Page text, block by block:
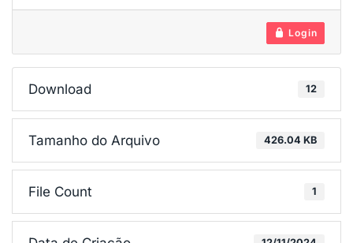
Login
Download 12
Tamanho do Arquivo 426.04 KB
File Count 1